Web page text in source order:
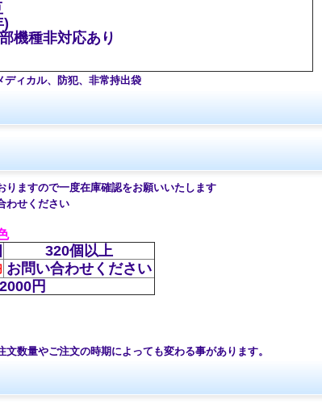
)
機種非対応あり
ィカル、防犯、非常持出袋
ますので一度在庫確認をお願いいたします
せください
320個以上
お問い合わせください
円
量やご注文の時期によっても変わる事があります。